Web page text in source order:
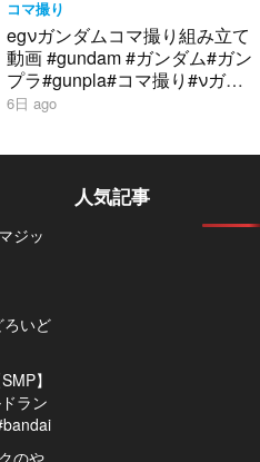
コマ撮り
egνガンダムコマ撮り組み立て
動画 #gundam #ガンダム#ガン
プラ#gunpla#コマ撮り#νガン
ダム#シャア#逆襲のシャア
6日 ago
ジッ
ろいど
】
ラン
人気記事